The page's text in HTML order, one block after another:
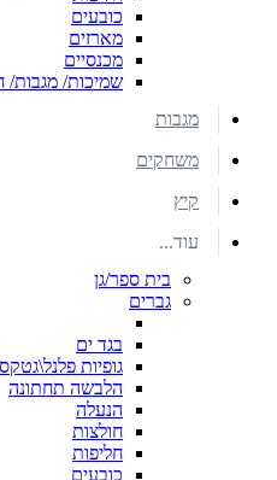
כובעים
מארזים
מכנסיים
שמיכות/ מגבות/
מגבות
משחקים
קיץ
עוד...
בית ספר/גן
גברים
בגד ים
גופיות
הלבשה תחתונה
הנעלה
חולצות
חליפות
כובעים